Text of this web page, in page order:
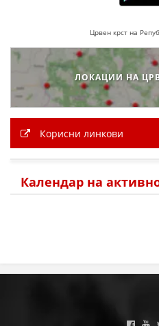
Црвен крст на
ЛОКАЦИИ НА
Корисни линкови
Календар на